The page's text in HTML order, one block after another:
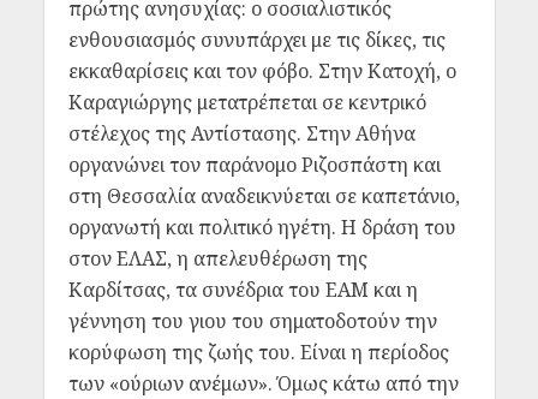
πρώτης ανησυχίας: ο σοσιαλιστικός
ενθουσιασμός συνυπάρχει με τις δίκες, τις
εκκαθαρίσεις και τον φόβο. Στην Κατοχή, ο
Καραγιώργης μετατρέπεται σε κεντρικό
στέλεχος της Αντίστασης. Στην Αθήνα
οργανώνει τον παράνομο Ριζοσπάστη και
στη Θεσσαλία αναδεικνύεται σε καπετάνιο,
οργανωτή και πολιτικό ηγέτη. Η δράση του
στον ΕΛΑΣ, η απελευθέρωση της
Καρδίτσας, τα συνέδρια του ΕΑΜ και η
γέννηση του γιου του σηματοδοτούν την
κορύφωση της ζωής του. Είναι η περίοδος
των «ούριων ανέμων». Όμως κάτω από την